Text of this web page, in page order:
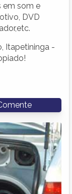
em som e
DVD
Itapetininga -